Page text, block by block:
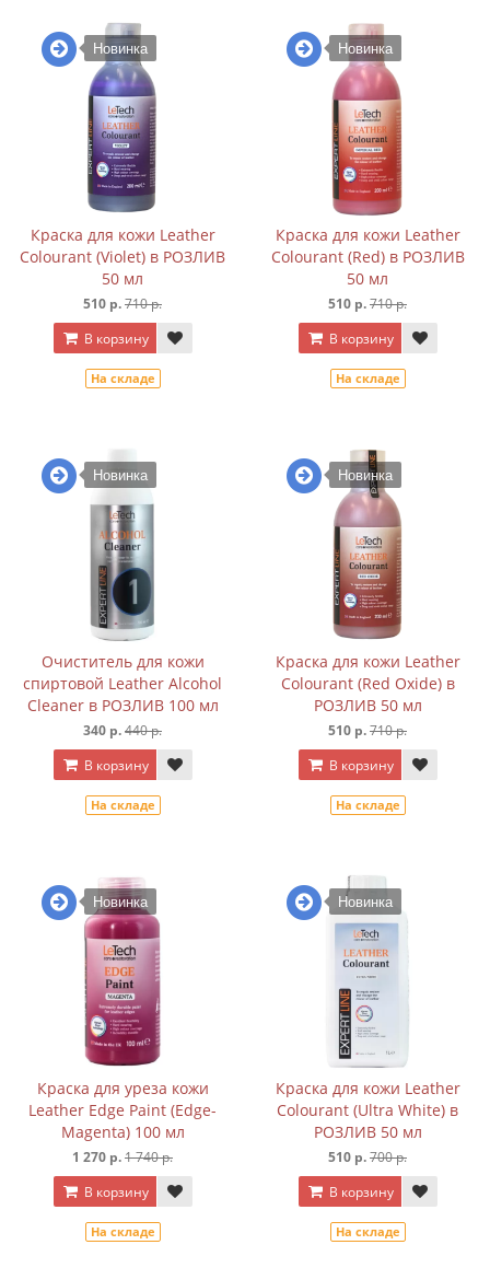
Новинка
Краска для кожи Leather
Colourant (Violet) в РОЗЛИВ
50 мл
510 р.710 р.
В корзину
На складе
Новинка
Краска для кожи Leather
Colourant (Red) в РОЗЛИВ
50 мл
510 р.710 р.
В корзину
На складе
Новинка
Очиститель для кожи
спиртовой Leather Alcohol
Cleaner в РОЗЛИВ 100 мл
340 р.440 р.
В корзину
На складе
Новинка
Краска для кожи Leather
Colourant (Red Oxide) в
РОЗЛИВ 50 мл
510 р.710 р.
В корзину
На складе
Новинка
Краска для уреза кожи
Leather Edge Paint (Edge-
Magenta) 100 мл
1 270 р.1 740 р.
В корзину
На складе
Новинка
Краска для кожи Leather
Colourant (Ultra White) в
РОЗЛИВ 50 мл
510 р.700 р.
В корзину
На складе